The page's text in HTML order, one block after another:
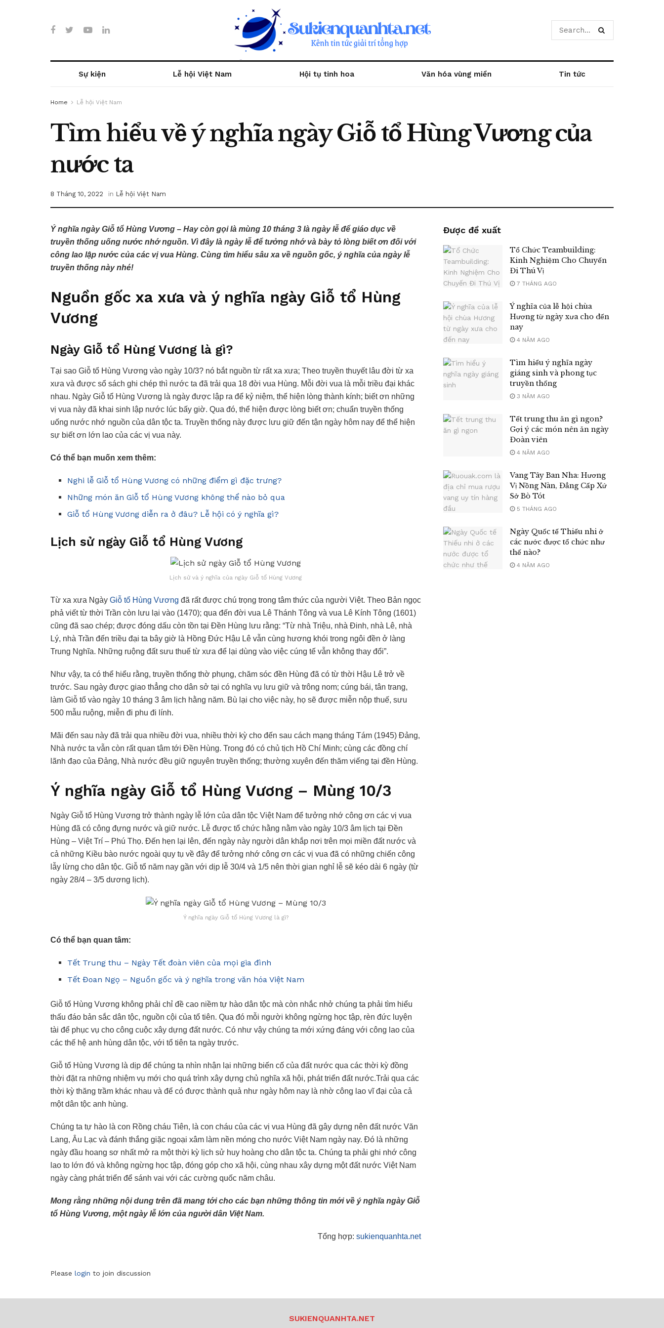
Sự kiện Lễ hội Việt Nam Hội tụ tinh hoa Văn hóa vùng miền Tin tức
Home Lễ hội Việt Nam
Tìm hiểu về ý nghĩa ngày Giỗ tổ Hùng Vương của
nước ta
8 Tháng 10, 2022 in Lễ hội Việt Nam
Ý nghĩa ngày Giỗ tổ Hùng Vương – Hay còn gọi là mùng 10 tháng 3 là ngày lễ để giáo dục về
truyền thống uống nước nhớ nguồn. Vì đây là ngày lễ để tưởng nhớ và bày tỏ lòng biết ơn đối với
công lao lập nước của các vị vua Hùng. Cùng tìm hiểu sâu xa về nguồn gốc, ý nghĩa của ngày lễ
truyền thống này nhé!
Nguồn gốc xa xưa và ý nghĩa ngày Giỗ tổ Hùng
Vương
Ngày Giỗ tổ Hùng Vương là gì?
Tại sao Giỗ tổ Hùng Vương vào ngày 10/3? nó bắt nguồn từ rất xa xưa; Theo truyền thuyết lâu đời từ xa
xưa và được sổ sách ghi chép thì nước ta đã trải qua 18 đời vua Hùng. Mỗi đời vua là mỗi triều đại khác
nhau. Ngày Giỗ tổ Hùng Vương là ngày được lập ra để kỷ niệm, thể hiện lòng thành kính; biết ơn những
vị vua này đã khai sinh lập nước lúc bấy giờ. Qua đó, thể hiện được lòng biết ơn; chuẩn truyền thống
uống nước nhớ nguồn của dân tộc ta. Truyền thống này được lưu giữ đến tận ngày hôm nay để thể hiện
sự biết ơn lớn lao của các vị vua này.
Có thể bạn muốn xem thêm:
Nghi lễ Giỗ tổ Hùng Vương có những điểm gì đặc trưng?
Những món ăn Giỗ tổ Hùng Vương không thể nào bỏ qua
Giỗ tổ Hùng Vương diễn ra ở đâu? Lễ hội có ý nghĩa gì?
Lịch sử ngày Giỗ tổ Hùng Vương
Lịch sử và ý nghĩa của ngày Giỗ tổ Hùng Vương
Từ xa xưa Ngày Giỗ tổ Hùng Vương đã rất được chú trọng trong tâm thức của người Việt. Theo Bản ngọc
phả viết từ thời Trần còn lưu lại vào (1470); qua đến đời vua Lê Thánh Tông và vua Lê Kính Tông (1601)
cũng đã sao chép; được đóng dấu còn tồn tại Đền Hùng lưu rằng: “Từ nhà Triệu, nhà Đinh, nhà Lê, nhà
Lý, nhà Trần đến triều đại ta bây giờ là Hồng Đức Hậu Lê vẫn cùng hương khói trong ngôi đền ở làng
Trung Nghĩa. Những ruộng đất sưu thuế từ xưa để lại dùng vào việc cúng tế vẫn không thay đổi”.
Như vậy, ta có thể hiểu rằng, truyền thống thờ phụng, chăm sóc đền Hùng đã có từ thời Hậu Lê trở về
trước. Sau ngày được giao thẳng cho dân sở tại có nghĩa vụ lưu giữ và trông nom; cúng bái, tân trang,
làm Giỗ tổ vào ngày 10 tháng 3 âm lịch hằng năm. Bù lại cho việc này, họ sẽ được miễn nộp thuế, sưu
500 mẫu ruộng, miễn đi phu đi lính.
Mãi đến sau này đã trải qua nhiều đời vua, nhiều thời kỳ cho đến sau cách mạng tháng Tám (1945) Đảng,
Nhà nước ta vẫn còn rất quan tâm tới Đền Hùng. Trong đó có chủ tịch Hồ Chí Minh; cùng các đồng chí
lãnh đạo của Đảng, Nhà nước đều giữ nguyên truyền thống; thường xuyên đến thăm viếng tại đền Hùng.
Ý nghĩa ngày Giỗ tổ Hùng Vương – Mùng 10/3
Ngày Giỗ tổ Hùng Vương trở thành ngày lễ lớn của dân tộc Việt Nam để tưởng nhớ công ơn các vị vua
Hùng đã có công đựng nước và giữ nước. Lễ được tổ chức hằng nằm vào ngày 10/3 âm lịch tại Đền
Hùng – Việt Trí – Phú Thọ. Đến hẹn lại lên, đến ngày này người dân khắp nơi trên mọi miền đất nước và
cả những Kiều bào nước ngoài quy tụ về đây để tưởng nhớ công ơn các vị vua đã có những chiến công
lẫy lừng cho dân tộc. Giỗ tổ năm nay gần với dịp lễ 30/4 và 1/5 nên thời gian nghỉ lễ sẽ kéo dài 6 ngày (từ
ngày 28/4 – 3/5 dương lịch).
Ý nghĩa ngày Giỗ tổ Hùng Vương là gì?
Có thể bạn quan tâm:
Tết Trung thu – Ngày Tết đoàn viên của mọi gia đình
Tết Đoan Ngọ – Nguồn gốc và ý nghĩa trong văn hóa Việt Nam
Giỗ tổ Hùng Vương không phải chỉ đề cao niềm tự hào dân tộc mà còn nhắc nhở chúng ta phải tìm hiểu
thấu đáo bản sắc dân tộc, nguồn cội của tổ tiên. Qua đó mỗi người không ngừng học tập, rèn đức luyện
tài để phục vụ cho công cuộc xây dựng đất nước. Có như vậy chúng ta mới xứng đáng với công lao của
các thế hệ anh hùng dân tộc, với tổ tiên ta ngày trước.
Giỗ tổ Hùng Vương là dịp để chúng ta nhìn nhận lại những biến cố của đất nước qua các thời kỳ đồng
thời đặt ra những nhiệm vụ mới cho quá trình xây dựng chủ nghĩa xã hội, phát triển đất nước.Trải qua các
thời kỳ thăng trầm khác nhau và để có được thành quả như ngày hôm nay là nhờ công lao vĩ đại của cả
một dân tộc anh hùng.
Chúng ta tự hào là con Rồng cháu Tiên, là con cháu của các vị vua Hùng đã gây dựng nên đất nước Văn
Lang, Âu Lạc và đánh thắng giặc ngoại xâm làm nền móng cho nước Việt Nam ngày nay. Đó là những
ngày đầu hoang sơ nhất mở ra một thời kỳ lịch sử huy hoàng cho dân tộc ta. Chúng ta phải ghi nhớ công
lao to lớn đó và không ngừng học tập, đóng góp cho xã hội, cùng nhau xây dựng một đất nước Việt Nam
ngày càng phát triển để sánh vai với các cường quốc năm châu.
Mong rằng những nội dung trên đã mang tới cho các bạn những thông tin mới về ý nghĩa ngày Giỗ
tổ Hùng Vương, một ngày lễ lớn của người dân Việt Nam.
Tổng hợp: sukienquanhta.net
Please login to join discussion
Được đề xuất
Tổ Chức Teambuilding:
Kinh Nghiệm Cho Chuyến
Đi Thú Vị
7 THÁNG AGO
Ý nghĩa của lễ hội chùa
Hương từ ngày xưa cho đến
nay
4 NĂM AGO
Tìm hiểu ý nghĩa ngày
giáng sinh và phong tục
truyền thống
3 NĂM AGO
Tết trung thu ăn gì ngon?
Gợi ý các món nên ăn ngày
Đoàn viên
4 NĂM AGO
Vang Tây Ban Nha: Hương
Vị Nồng Nàn, Đẳng Cấp Xứ
Sở Bò Tót
5 THÁNG AGO
Ngày Quốc tế Thiếu nhi ở
các nước được tổ chức như
thế nào?
4 NĂM AGO
SUKIENQUANHTA.NET